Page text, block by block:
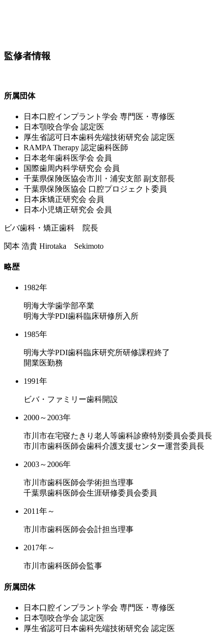
監修者情報
所属団体
⽇本⼝腔インプラント学会 専⾨医・専修医
⽇本顎咬合学会 認定医
厚⽣省認可⽇本⻭科先端技術研究会 認定医
RAMPA Therapy 認定⻭科医師
⽇本⽼年⻭科医学会 会員
国際⻭周内科学研究会 会員
千葉県保険医協会市川・浦安⽀部 副⽀部⻑
千葉県保険医協会 ⼝腔プロジェクト委員
⽇本床矯正研究会 会員
⽇本⼩児矯正研究会 会員
ビバ歯科・矯正歯科 院長
関本 浩貴 Hirotaka Sekimoto
略歴
1982年
明海大学歯学部卒業
明海大学PDI歯科臨床研修所入所
1985年
明海大学PDI歯科臨床研究所研修課程終了
開業医勤務
1991年
ビバ・ファミリー歯科開設
2000～2003年
市川市在宅寝たきり老人等歯科診療特別委員会委員長
市川市歯科医師会歯科介護支援センター運営委員長
2003～2006年
市川市歯科医師会学術担当理事
千葉県歯科医師会生涯研修委員会委員
2011年～
市川市歯科医師会会計担当理事
2017年～
市川市歯科医師会監事
所属団体
⽇本⼝腔インプラント学会 専⾨医・専修医
⽇本顎咬合学会 認定医
厚⽣省認可⽇本⻭科先端技術研究会 認定医